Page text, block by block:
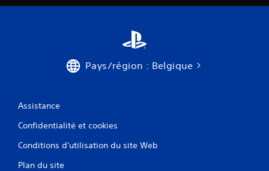
Pays/région : Belgique
Assistance
Confidentialité et cookies
Conditions d'utilisation du site Web
Plan du site